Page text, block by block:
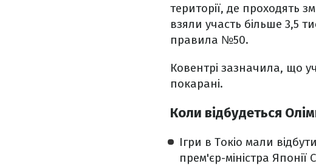
території, де проходять
взяли участь більше 3,5
правила №50.
Ковентрі зазначила, що
покарані.
Коли відбудеться
Ігри в Токіо мали
прем'єр-міністра